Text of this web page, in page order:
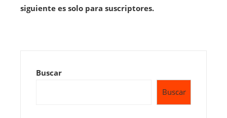
siguiente es solo para suscriptores.
Buscar
Buscar